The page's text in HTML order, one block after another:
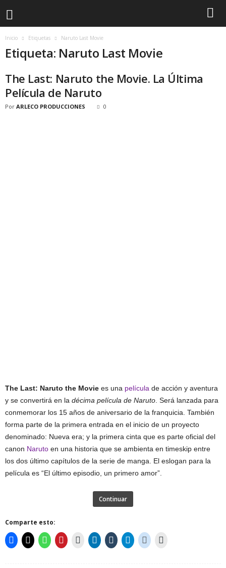
Inicio Etiquetas Naruto Last Movie
Etiqueta: Naruto Last Movie
The Last: Naruto the Movie. La Última
Película de Naruto
Por ARLECO PRODUCCIONES 0
The Last: Naruto the Movie es una película de acción y aventura
y se convertirá en la décima película de Naruto . Será lanzada para
conmemorar los 15 años de aniversario de la franquicia. También
forma parte de la primera entrada en el inicio de un proyecto
denominado: Nueva era; y la primera cinta que es parte oficial del
canon Naruto en una historia que se ambienta en timeskip entre
los dos último capítulos de la serie de manga. El eslogan para la
película es “El último episodio, un primero amor”.
Continuar
Comparte esto: